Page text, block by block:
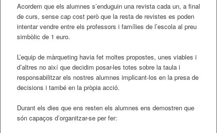
Acordem que els alumnes s’enduguin una revista cada un, a final
de curs, sense cap cost però que la resta de revistes es poden
intentar vendre entre els professors i famílies de l’escola al preu
simbòlic de 1 euro.
L’equip de màrqueting havia fet moltes propostes, unes viables i
d’altres no així que decidim posar-les totes sobre la taula i
responsabilitzar els nostres alumnes implicant-los en la presa de
decisions i també en la pròpia acció.
Durant els dies que ens resten els alumnes ens demostren que
són capaços d’organitzar-se per fer: